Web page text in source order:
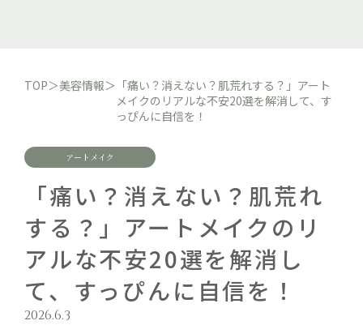
TOP＞美容情報＞ 「痛い？消えない？肌荒れする？」アート
メイクのリアルな不安20選を解消して、す
っぴんに自信を！
アートメイク
「痛い？消えない？肌荒れ
する？」アートメイクのリ
アルな不安20選を解消し
て、すっぴんに自信を！
2026.6.3